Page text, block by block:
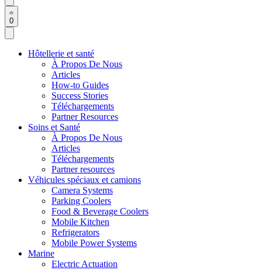
0
Hôtellerie et santé
À Propos De Nous
Articles
How-to Guides
Success Stories
Téléchargements
Partner Resources
Soins et Santé
À Propos De Nous
Articles
Téléchargements
Partner resources
Véhicules spéciaux et camions
Camera Systems
Parking Coolers
Food & Beverage Coolers
Mobile Kitchen
Refrigerators
Mobile Power Systems
Marine
Electric Actuation